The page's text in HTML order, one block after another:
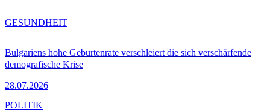
Bulgariens hohe Geburtenrate verschleiert die sich verschärfende
demografische Krise
28.07.2026
GESUNDHEIT
POLITIK